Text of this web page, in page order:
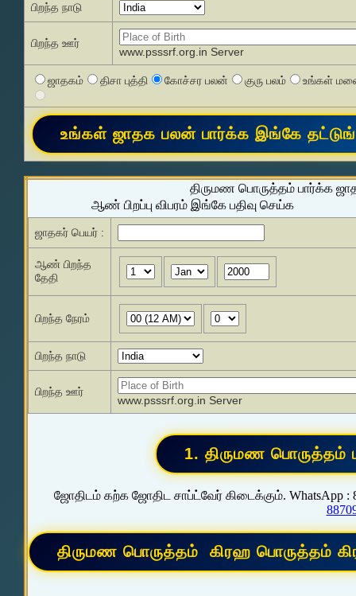
பிறந்த நாடு
பிறந்த ஊர்
www.psssrf.org.in Server
ஜாதகம் திசா புத்தி கோச்சர பலன் குரு பலம் உங்கள்
திருமண பொருத்தம் பார்க்க
ஆண் பிறப்பு விபரம் இங்கே பதிவு செய்க
ஜாதகர் பெயர் :
ஆண் பிறந்த
தேதி
பிறந்த நேரம்
பிறந்த நாடு
பிறந்த ஊர்
www.psssrf.org.in Server
ஜோதிடம் கற்க ஜோதிட சாப்ட்வேர் கிடைக்கும். WhatsApp :